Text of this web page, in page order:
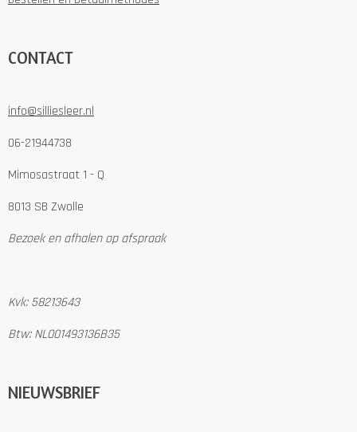
CONTACT
info@silliesleer.nl
06-21944738
Mimosastraat 1 - Q
8013 SB Zwolle
Bezoek en afhalen op afspraak
Kvk: 58213643
Btw: NL001493136B35
NIEUWSBRIEF